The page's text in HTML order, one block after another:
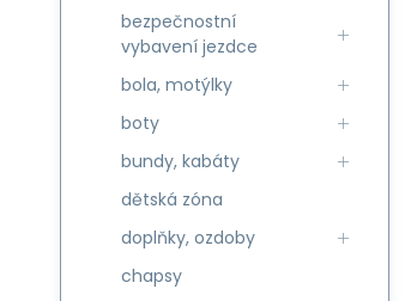
bezpečnostní
vybavení jezdce
bola, motýlky
boty
bundy, kabáty
dětská zóna
doplňky, ozdoby
chapsy